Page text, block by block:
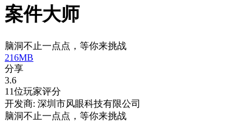
案件大师
脑洞不止一点点，等你来挑战
216MB
分享
3.6
11位玩家评分
开发商: 深圳市风眼科技有限公司
脑洞不止一点点，等你来挑战